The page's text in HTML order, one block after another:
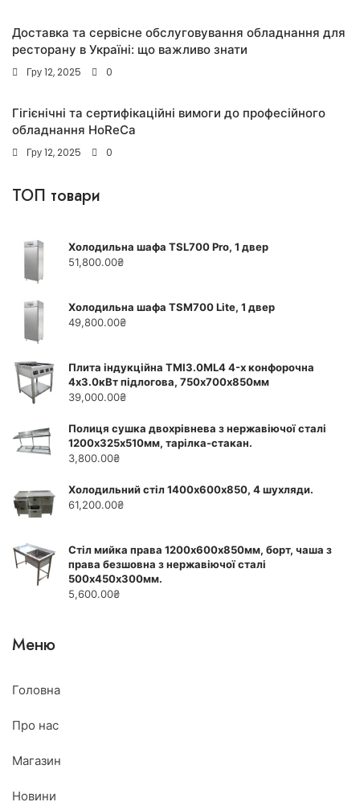
Доставка та сервісне обслуговування обладнання для
ресторану в Україні: що важливо знати
Гру 12, 2025 0
Гігієнічні та сертифікаційні вимоги до професійного
обладнання HoReCa
Гру 12, 2025 0
ТОП товари
Холодильна шафа TSL700 Pro, 1 двер
51,800.00₴
Холодильна шафа TSM700 Lite, 1 двер
49,800.00₴
Плита індукційна ТМІ3.0ML4 4-х конфорочна
4х3.0кВт підлогова, 750х700х850мм
39,000.00₴
Полиця сушка двохрівнева з нержавіючої сталі
1200х325х510мм, тарілка-стакан.
3,800.00₴
Холодильний стіл 1400х600х850, 4 шухляди.
61,200.00₴
Стіл мийка права 1200х600х850мм, борт, чаша з
права безшовна з нержавіючої сталі
500х450х300мм.
5,600.00₴
Меню
Головна
Про нас
Магазин
Новини